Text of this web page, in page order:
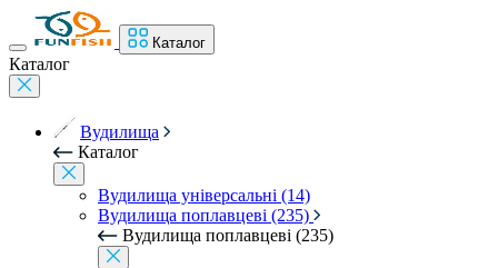
Каталог
Каталог
Вудилища
Каталог
Вудилища універсальні (14)
Вудилища поплавцеві (235)
Вудилища поплавцеві (235)